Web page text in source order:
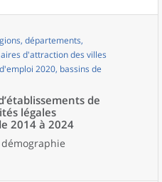
départements,
d'attraction des villes
2020, bassins de
de
légales
2014 à 2024